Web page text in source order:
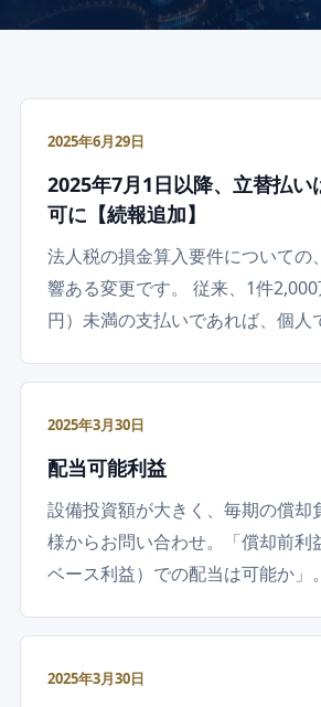
2025年6月29日
2025年7月1日以降、立替払い
可に【続報追加】
法人税の損金算入要件についての
響ある変更です。 従来、1件
円）未満の支払いであれば、個
2025年3月30日
配当可能利益
設備投資額が大きく、毎期の償却
様からお問い合わせ。「償却前利
ベース利益）での配当は可能か」
2025年3月30日